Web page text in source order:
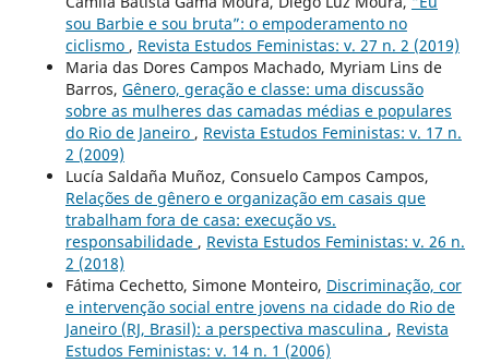
sou Barbie e sou bruta”: o empoderamento no
ciclismo , Revista Estudos Feministas: v. 27 n. 2 (2019)
Maria das Dores Campos Machado, Myriam Lins de
Barros, Gênero, geração e classe: uma discussão
sobre as mulheres das camadas médias e populares
do Rio de Janeiro , Revista Estudos Feministas: v. 17 n.
2 (2009)
Lucía Saldaña Muñoz, Consuelo Campos Campos,
Relações de gênero e organização em casais que
trabalham fora de casa: execução vs.
responsabilidade , Revista Estudos Feministas: v. 26 n.
2 (2018)
Fátima Cechetto, Simone Monteiro, Discriminação, cor
e intervenção social entre jovens na cidade do Rio de
Janeiro (RJ, Brasil): a perspectiva masculina , Revista
Estudos Feministas: v. 14 n. 1 (2006)